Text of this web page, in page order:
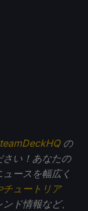
の
い！あなたの
ースを幅広く
チュートリア
ド情報など、